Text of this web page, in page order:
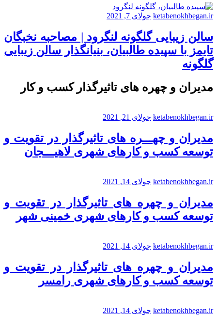
ketabenokhbegan.ir جولای 7, 2021
سالن زیبایی گلگونه لنگرود | مصاحبه نخبگان
تایمز با سپیده طالبیان، بنیانگذار سالن زیبایی
گلگونه
مدیران و چهره های تاثیرگذار کسب و کار
ketabenokhbegan.ir جولای 21, 2021
مدیران و چهـــره های تاثیرگذار در تقویت و
توسعه کسب و کارهای شهری لاهیـــجان
ketabenokhbegan.ir جولای 14, 2021
مدیران و چهره های تاثیرگذار در تقویت و
توسعه کسب و کارهای شهری خمینی شهر
ketabenokhbegan.ir جولای 14, 2021
مدیران و چهره های تاثیرگذار در تقویت و
توسعه کسب و کارهای شهری رامسر
ketabenokhbegan.ir جولای 14, 2021